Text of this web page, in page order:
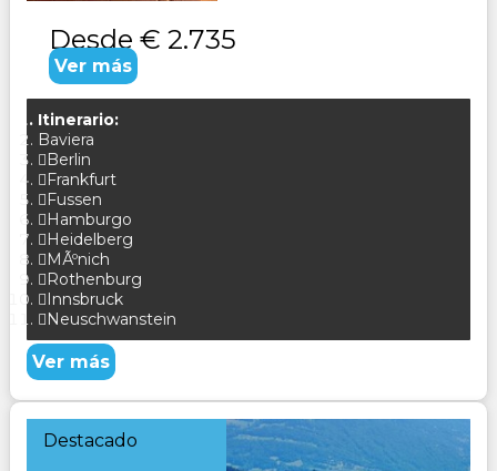
Desde € 2.735
Ver más
Itinerario:
Baviera
Berlin
Frankfurt
Fussen
Hamburgo
Heidelberg
MÃºnich
Rothenburg
Innsbruck
Neuschwanstein
Ver más
Destacado